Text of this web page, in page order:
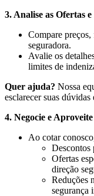
3. Analise as Ofertas
Compare preços,
seguradora.
Avalie os
limites de
Quer ajuda? Nossa
esclarecer suas
4. Negocie e
Ao cotar
Descontos
Ofertas
direção
Reduções
segurança